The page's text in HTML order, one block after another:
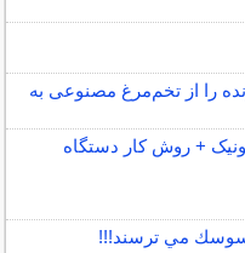
را از تخم‌مرغ مصنوعی به
+ روش کار دستگاه
سوسك مي ترسند!!!